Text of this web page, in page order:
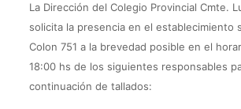
La Dirección del Colegio Provincial Cmte.
solicita la presencia en el establecimiento
Colon 751 a la brevedad posible en el
18:00 hs de los siguientes responsables
continuación de tallados: